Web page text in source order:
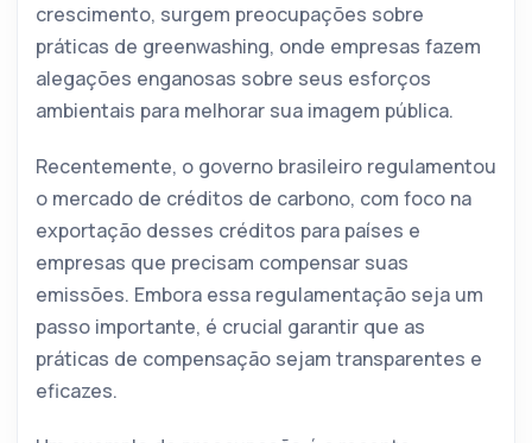
crescimento, surgem preocupações sobre
práticas de greenwashing, onde empresas fazem
alegações enganosas sobre seus esforços
ambientais para melhorar sua imagem pública.
Recentemente, o governo brasileiro regulamentou
o mercado de créditos de carbono, com foco na
exportação desses créditos para países e
empresas que precisam compensar suas
emissões. Embora essa regulamentação seja um
passo importante, é crucial garantir que as
práticas de compensação sejam transparentes e
eficazes.